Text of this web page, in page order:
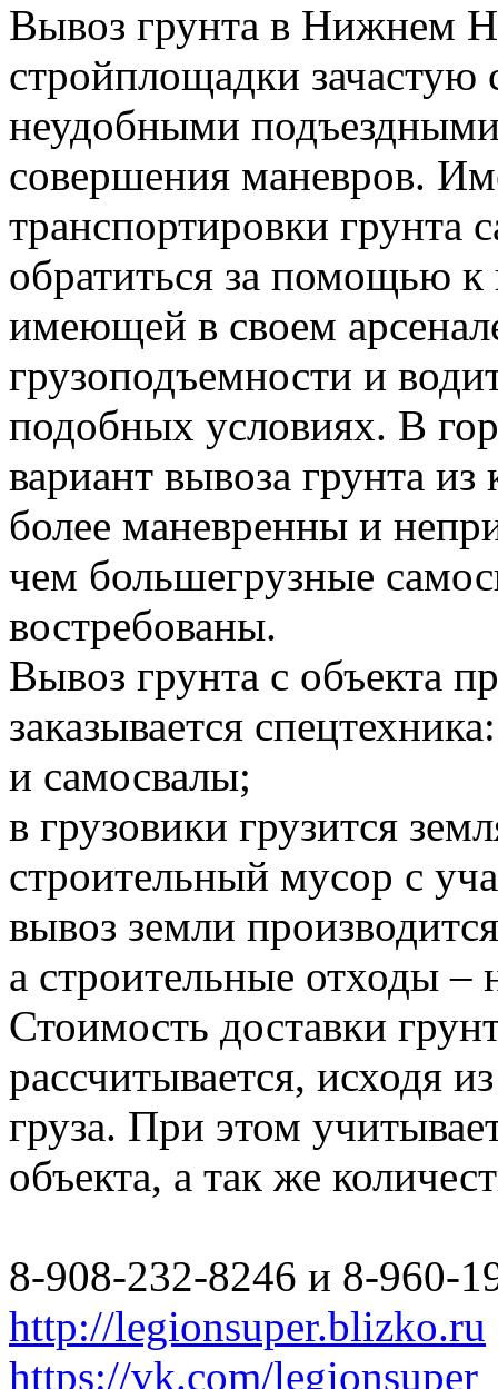
Вывоз грунта в Нижнем
стройплощадки зачастую
неудобными
совершения маневров.
транспортировки грунта
обратиться за помощью
имеющей в своем
грузоподъемности и
подобных условиях. В
вариант вывоза грунта
более маневренны и
чем большегрузные
востребованы.
Вывоз грунта с объекта
заказывается
и самосвалы;
в грузовики грузится
строительный мусор с
вывоз земли
а строительные отходы –
Стоимость доставки
рассчитывается, исходя
груза. При этом
объекта, а так же
8-908-232-8246 и 8-960-
http://legionsuper.blizko.ru
https://vk.com/legionsuper